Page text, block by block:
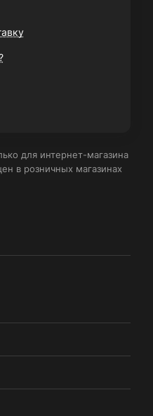
для интернет-магазина
в розничных магазинах